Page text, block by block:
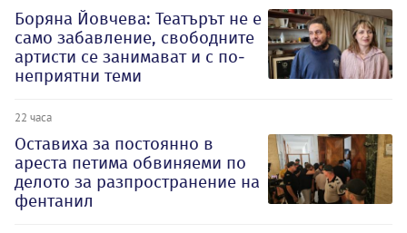
Боряна Йовчева: Театърът не е
само забавление, свободните
артисти се занимават и с по-
неприятни теми
22 часа
Оставиха за постоянно в
ареста петима обвиняеми по
делото за разпространение на
фентанил